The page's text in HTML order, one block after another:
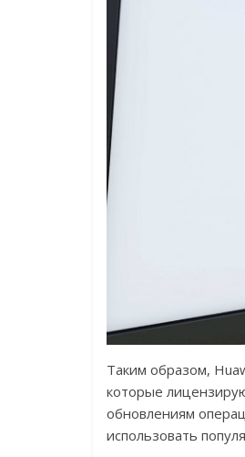
Таким образом,
которые
обновлениям
использовать